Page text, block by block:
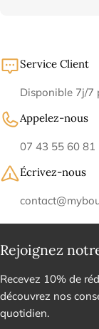
Service Client
Disponible 7j/7
Appelez-nous
07 43 55 60 81
Écrivez-nous
Rejoignez
Recevez 10% de
découvrez nos
quotidien.